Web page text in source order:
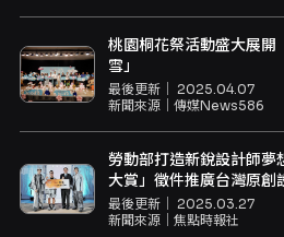
桃園桐花祭活動盛大展
雪」
最後更新｜ 2025.04.07
新聞來源｜ 傳媒News586
勞動部打造新銳設計師
大賞」徵件推廣台灣原
最後更新｜ 2025.03.27
新聞來源｜ 焦點時報社